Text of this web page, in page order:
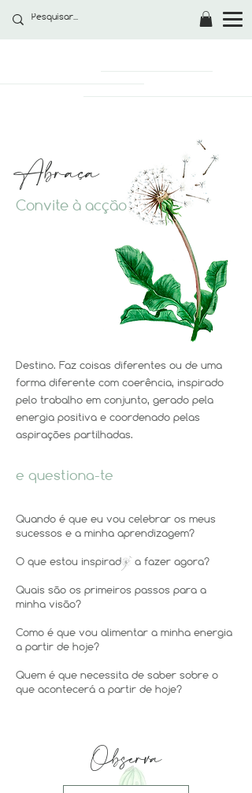
Abraça
Convite à acção
Destino. Faz coisas diferentes ou de uma
forma diferente com coerência, inspirado
pelo trabalho em conjunto, gerado pela
energia positiva e coordenado pelas
aspirações partilhadas.
e questiona-te
Quando é que eu vou celebrar os meus
sucessos e a minha aprendizagem?
O que estou inspirad§ a fazer agora?
Quais são os primeiros passos para a
minha visão?
Como é que vou alimentar a minha energia
a partir de hoje?
Quem é que necessita de saber sobre o
que acontecerá a partir de hoje?
Observa